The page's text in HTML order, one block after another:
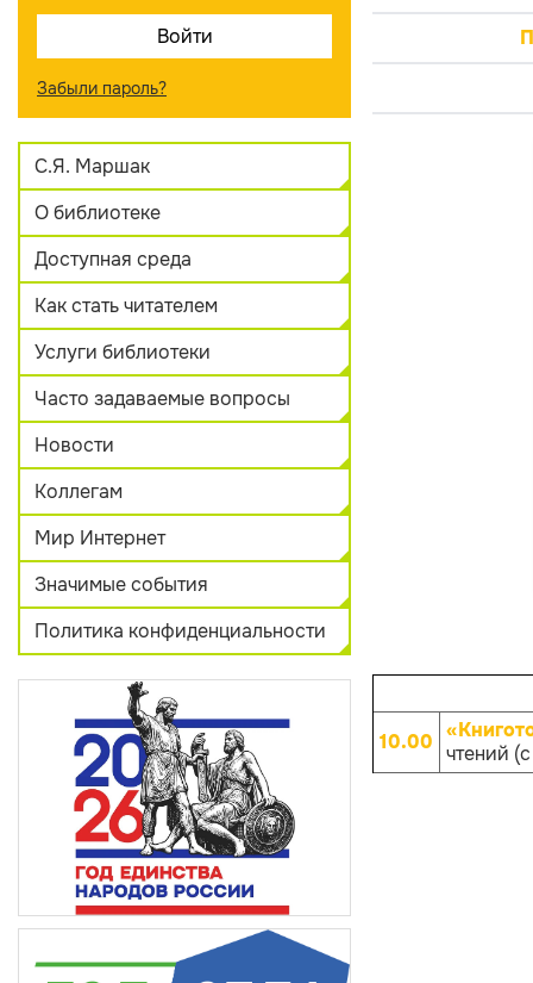
Забыли пароль?
С.Я. Маршак
О библиотеке
Доступная среда
Как стать читателем
Услуги библиотеки
Часто задаваемые вопросы
Новости
Коллегам
Мир Интернет
Значимые события
Политика конфиденциальности
10.00 чтений